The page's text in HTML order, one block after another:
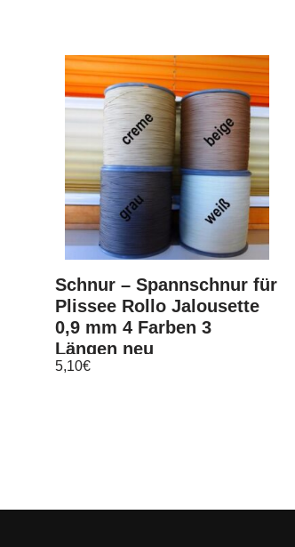
Schnur – Spannschnur für
Plissee Rollo Jalousette
0,9 mm 4 Farben 3
Längen neu
5,10€